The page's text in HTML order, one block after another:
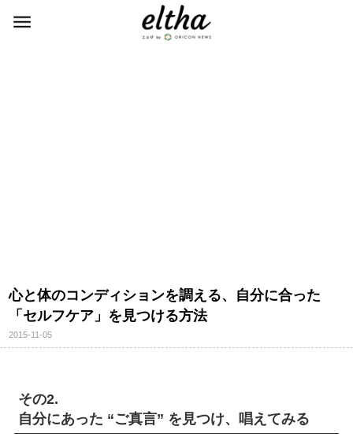
心と体のコンディションを調える、自分に合った
「セルフケア」を見つける方法
2015-11-05
その2.
自分にあった “ご真言” を見つけ、唱えてみる